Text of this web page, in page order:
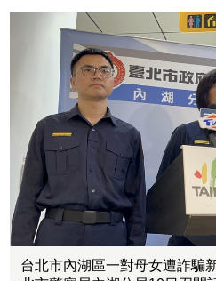
台北市內湖區一對母女遭詐騙